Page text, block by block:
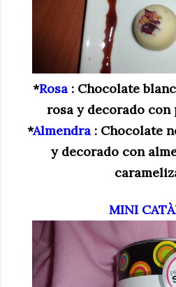
*Rosa : Chocolate
rosa y decorado con
*Almendra : Chocolate
y decorado con
MINI